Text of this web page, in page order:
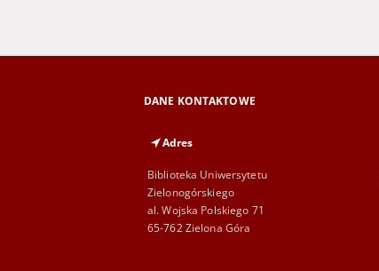
DANE KONTAKTOWE
Adres
Biblioteka Uniwersytetu
Zielonogórskiego
al. Wojska Polskiego 71
65-762 Zielona Góra